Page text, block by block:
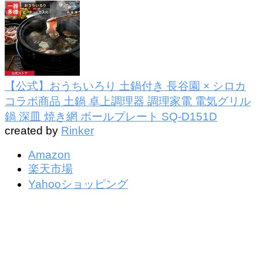
【公式】おうちいろり 土鍋付き 長谷園 × シロカ
コラボ商品 土鍋 卓上調理器 調理家電 電気グリル
鍋 深皿 焼き網 ボールプレート SQ-D151D
created by Rinker
Amazon
楽天市場
Yahooショッピング